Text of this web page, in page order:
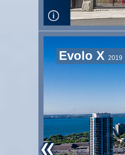
Evolo X 2019